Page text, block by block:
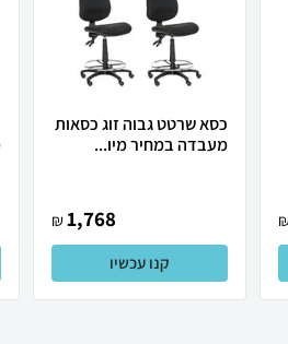
כסא שרטט גבוה זוג כסאות
מעבדה במחיר מיו...
1,768
₪
קנו עכשיו